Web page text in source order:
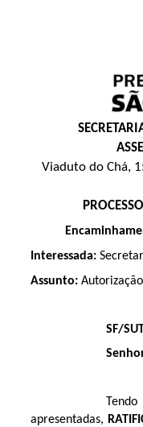
Viaduto do Chá,
Interessada:
Assunto:
SF/
apresentadas,